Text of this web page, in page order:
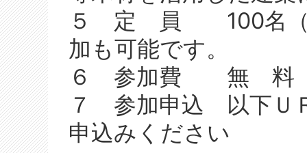
５ 定 員 100名（
加も可能です。
６ 参加費 無 料
７ 参加申込 以下Ｕ
申込みください